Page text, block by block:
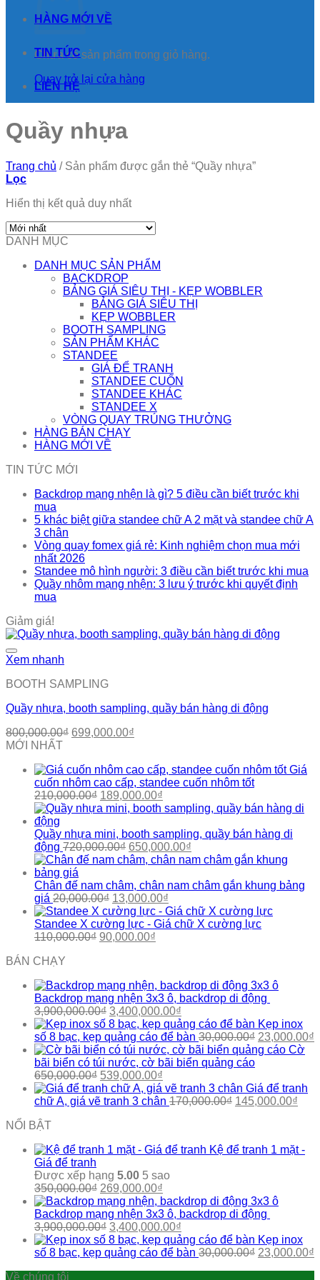
Chưa có sản phẩm trong giỏ hàng.
Quay trở lại cửa hàng
HÀNG MỚI VỀ
TIN TỨC
LIÊN HỆ
Quầy nhựa
Trang chủ /Sản phẩm được gắn thẻ “Quầy nhựa”
Lọc
Hiển thị kết quả duy nhất
DANH MỤC
DANH MỤC SẢN PHẨM
BACKDROP
BẢNG GIÁ SIÊU THỊ - KẸP WOBBLER
BẢNG GIÁ SIÊU THỊ
KẸP WOBBLER
BOOTH SAMPLING
SẢN PHẨM KHÁC
STANDEE
GIÁ ĐỂ TRANH
STANDEE CUỐN
STANDEE KHÁC
STANDEE X
VÒNG QUAY TRÚNG THƯỞNG
HÀNG BÁN CHẠY
HÀNG MỚI VỀ
TIN TỨC MỚI
Backdrop mạng nhện là gì? 5 điều cần biết trước khi
mua
5 khác biệt giữa standee chữ A 2 mặt và standee chữ A
3 chân
Vòng quay fomex giá rẻ: Kinh nghiệm chọn mua mới
nhất 2026
Standee mô hình người: 3 điều cần biết trước khi mua
Quầy nhôm mạng nhện: 3 lưu ý trước khi quyết định
mua
Giảm giá!
Xem nhanh
BOOTH SAMPLING
Quầy nhựa, booth sampling, quầy bán hàng di động
800,000.00₫ Giá
800,000.00₫.
699,000.00₫
là:
699,000.00₫.
MỚI NHẤT
Giá
cuốn nhôm cao cấp, standee cuốn nhôm tốt
210,000.00₫ Giá
gốc
210,000.00₫.
189,000.00₫
hiện
là:
189,000.00₫.
Quầy nhựa mini, booth sampling, quầy bán hàng di
động 720,000.00₫ Giá
gốc
720,000.00₫.
650,000.00₫
hiện
là:
Chân đế nam châm, chân nam châm gắn khung bảng
giá 20,000.00₫ Giá
gốc
là:
20,000.00₫.
13,000.00₫
hiện
tại
Standee X cường lực - Giá chữ X cường lực
110,000.00₫ Giá
90,000.00₫
90,000.00₫.
BÁN CHẠY
Backdrop mạng nhện 3x3 ô, backdrop di động
3,900,000.00₫ Giá
gốc
là:
3,900,000.00₫.
3,400,000.00₫
hiện
tại
là:
3,400,000.00₫.
Kẹp inox
số 8 bạc, kẹp quảng cáo để bàn 30,000.00₫ Giá
gốc
23,000.00₫
Cờ
bãi biển có túi nước, cờ bãi biển quảng cáo
650,000.00₫ Giá
gốc
là:
539,000.00₫
hiện
tại
Giá để tranh
chữ A, giá vẽ tranh 3 chân 170,000.00₫ Giá
145,000.00₫
NỔI BẬT
Kệ để tranh 1 mặt -
Giá để tranh
Được xếp hạng 5.00 5 sao
350,000.00₫ Giá
gốc
là:
350,000.00₫.
269,000.00₫
hiện
tại
là:
269,000.00₫.
Backdrop mạng nhện 3x3 ô, backdrop di động
3,900,000.00₫ Giá
gốc
là:
3,400,000.00₫
hiện
tại
Kẹp inox
số 8 bạc, kẹp quảng cáo để bàn 30,000.00₫ Giá
23,000.00₫
Về chúng tôi